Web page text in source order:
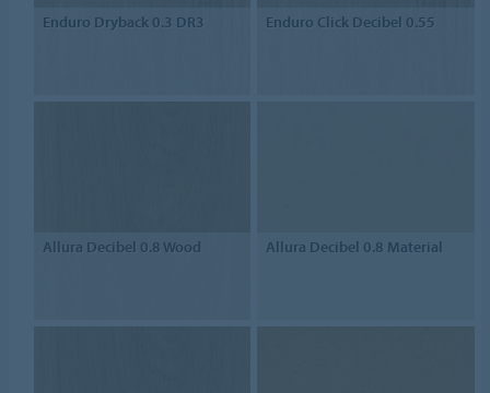
Enduro Dryback 0.3 DR3 Enduro Click Decibel 0.55
Allura Decibel 0.8 Wood Allura Decibel 0.8 Material